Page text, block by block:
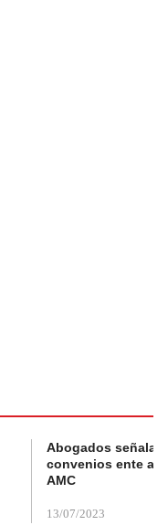
Abogados
convenios ente
AMC
13/07/2023